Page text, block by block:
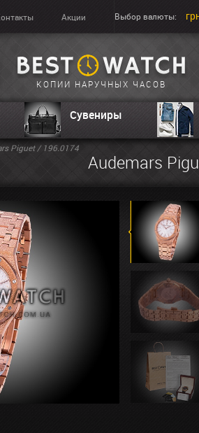
Акции Выбор валюты:
КОПИИ НАРУЧНЫХ ЧАСОВ
Сувениры
Piguet/ 196.0174
Audemars